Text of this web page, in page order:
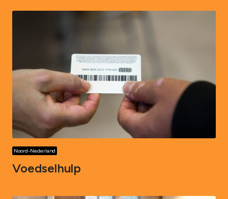
Noord-Nederland
Voedselhulp